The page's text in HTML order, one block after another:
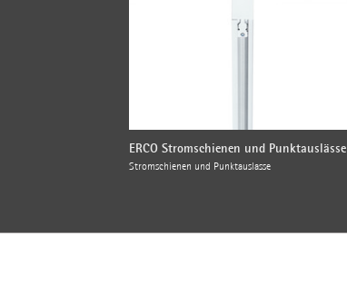
ERCO Stromschienen und Punktauslässe
Stromschienen und Punktauslässe